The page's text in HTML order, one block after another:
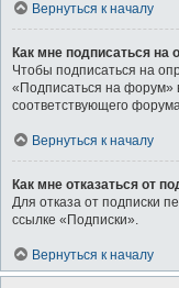
Вернуться к началу
Как мне подписаться
Чтобы подписаться на
«Подписаться на форум»
соответствующего
Вернуться к началу
Как мне отказаться от
Для отказа от подписки
ссылке «Подписки».
Вернуться к началу